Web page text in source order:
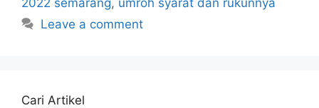
Leave a comment
Cari Artikel